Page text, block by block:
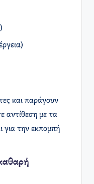
και παράγουν
αντίθεση με τα
για την εκπομπή